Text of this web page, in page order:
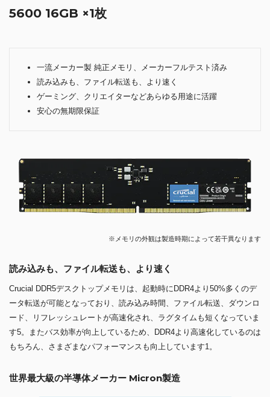
5600 16GB ×1枚
一流メーカー製 純正メモリ、メーカーフルテスト済み
読み込みも、ファイル転送も、より速く
ゲーミング、クリエイターなどあらゆる用途に活躍
安心の無期限保証
※メモリの外観は製造時期によって若干異なります
読み込みも、ファイル転送も、より速く
Crucial DDR5デスクトップメモリは、起動時にDDR4より50%多くのデ
ータ転送が可能となっており、読み込み時間、ファイル転送、ダウンロ
ード、リフレッシュレートが高速化され、ラグタイムも短くなっていま
す5。またバス効率が向上しているため、DDR4より高速化しているのは
もちろん、さまざまなパフォーマンスも向上しています1。
世界最大級の半導体メーカー Micron製造